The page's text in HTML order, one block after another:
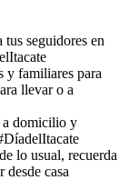
seguidores en
y familiares para
llevar o a
a domicilio y
lo usual, recuerda
desde casa